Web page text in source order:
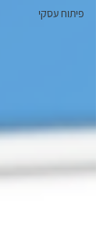
פיתוח עסקי